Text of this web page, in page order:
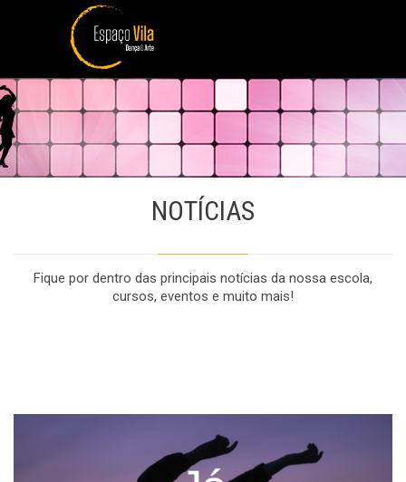
NOTÍCIAS
Fique por dentro das principais notícias da nossa escola,
cursos, eventos e muito mais!